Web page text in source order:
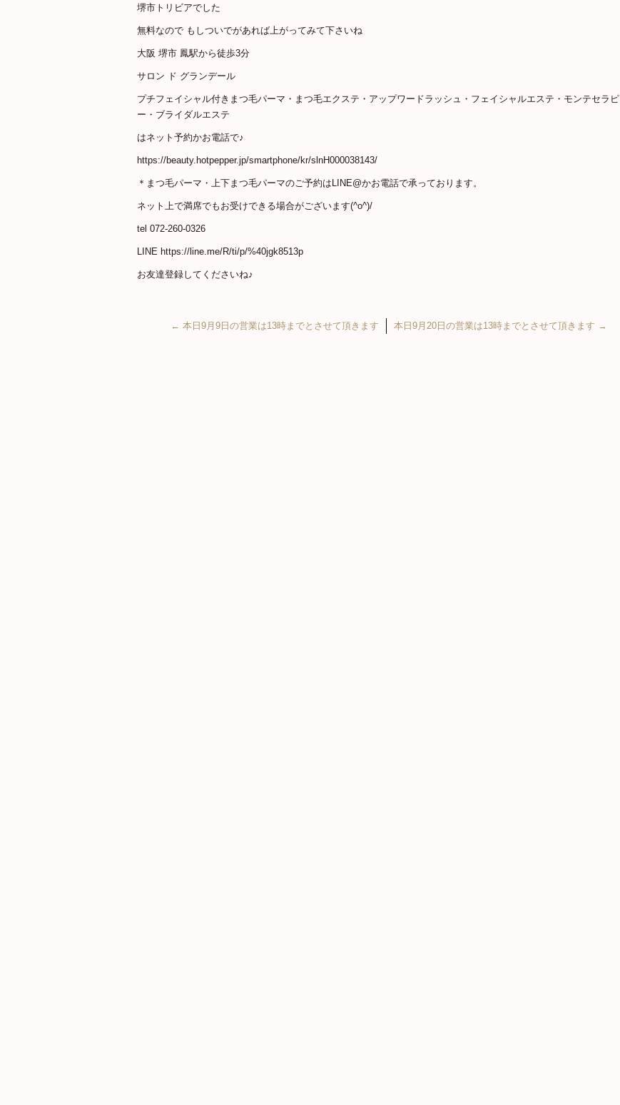
堺市トリビアでした
無料なので もしついでがあれば上がってみて下さいね
大阪 堺市 鳳駅から徒歩3分
サロン ド グランデール
プチフェイシャル付きまつ毛パーマ・まつ毛エクステ・アップワードラッシュ・フェイシャルエステ・モンテセラピ
ー・ブライダルエステ
はネット予約かお電話で♪
https://beauty.hotpepper.jp/smartphone/kr/slnH000038143/
＊まつ毛パーマ・上下まつ毛パーマのご予約はLINE@かお電話で承っております。
ネット上で満席でもお受けできる場合がございます(^o^)/
tel 072-260-0326
LINE https://line.me/R/ti/p/%40jgk8513p
お友達登録してくださいね♪
← 本日9月9日の営業は13時までとさせて頂きます 本日9月20日の営業は13時までとさせて頂きます →